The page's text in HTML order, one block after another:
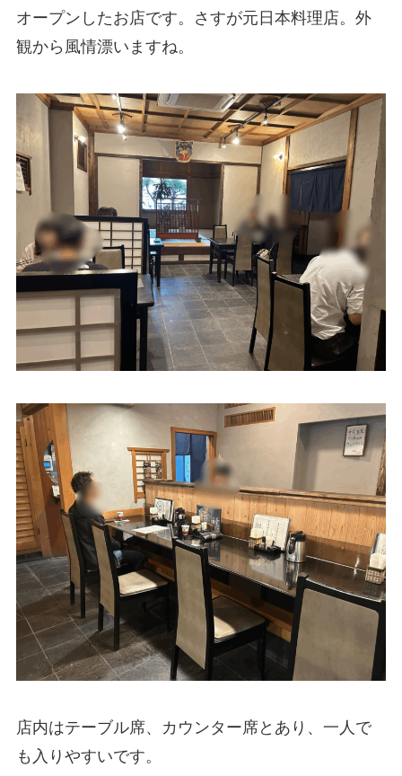
オープンしたお店です。さすが元日本料理店。外
観から風情漂いますね。
店内はテーブル席、カウンター席とあり、一人で
も入りやすいです。